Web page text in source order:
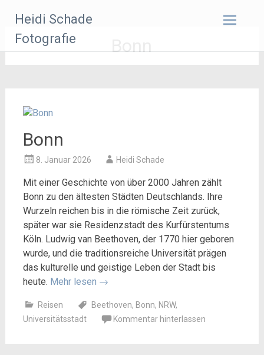
Inhalt
springen
Heidi Schade
Fotografie
Bonn
Bonn
8. Januar 2026 Heidi Schade
Mit einer Geschichte von über 2000 Jahren zählt
Bonn zu den ältesten Städten Deutschlands. Ihre
Wurzeln reichen bis in die römische Zeit zurück,
später war sie Residenzstadt des Kurfürstentums
Köln. Ludwig van Beethoven, der 1770 hier geboren
wurde, und die traditionsreiche Universität prägen
das kulturelle und geistige Leben der Stadt bis
heute. Mehr lesen →
Reisen Beethoven, Bonn, NRW,
Universitätsstadt
Kommentar hinterlassen